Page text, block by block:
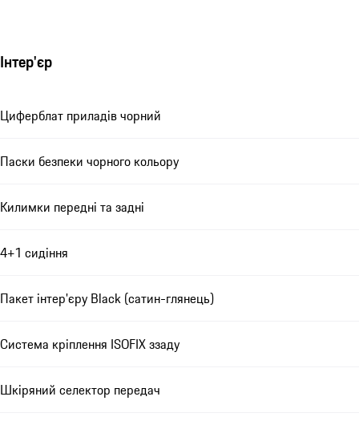
Інтер'єр
Циферблат приладів чорний
Паски безпеки чорного кольору
Килимки передні та задні
4+1 сидіння
Пакет інтер'єру Black (сатин-глянець)
Система кріплення ISOFIX ззаду
Шкіряний селектор передач